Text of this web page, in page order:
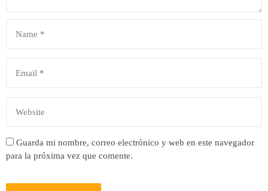
Guarda mi nombre, correo electrónico y web en este navegador
para la próxima vez que comente.